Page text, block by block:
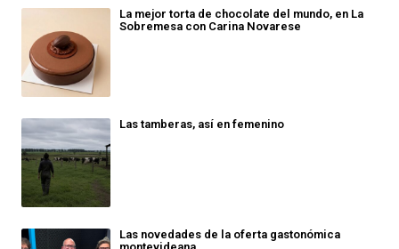
La mejor torta de chocolate del mundo, en La
Sobremesa con Carina Novarese
Las tamberas, así en femenino
Las novedades de la oferta gastonómica